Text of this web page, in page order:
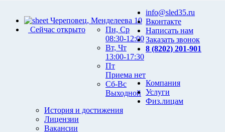
Череповец, Менделеева 10
Сейчас открыто
Пн, Ср
08:30-12:00
Вт, Чт
13:00-17:30
Пт
Приема нет
Сб-Вс
Выходной
info@sled35.ru
Вконтакте
Написать нам
Заказать звонок
8 (8202) 201-901
Компания
История и достижения
Лицензии
Вакансии
Услуги
Физ.лицам